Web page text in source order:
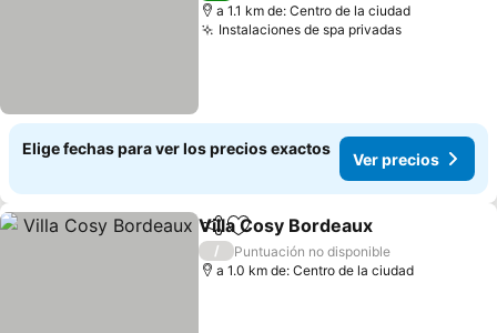
a 1.1 km de: Centro de la ciudad
Instalaciones de spa privadas
Elige fechas para ver los precios exactos
Ver precios
CompartirAgregar a favoritos
Villa Cosy Bordeaux
/
Puntuación no disponible
a 1.0 km de: Centro de la ciudad